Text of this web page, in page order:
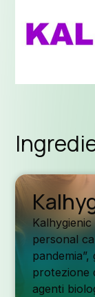
personal
protezione
agenti